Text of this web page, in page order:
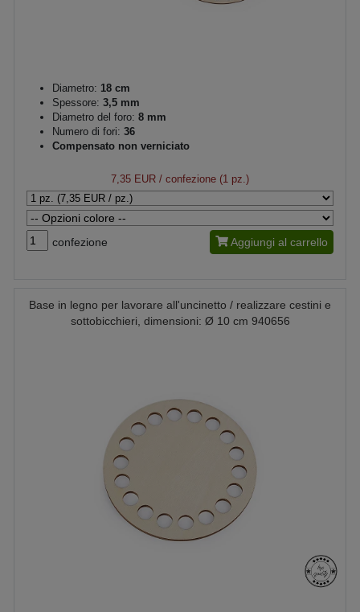
Diametro: 18 cm
Spessore: 3,5 mm
Diametro del foro: 8 mm
Numero di fori: 36
Compensato non verniciato
7,35 EUR / confezione (1 pz.)
confezione Aggiungi al carrello
Base in legno per lavorare all'uncinetto / realizzare cestini e
sottobicchieri, dimensioni: Ø 10 cm 940656